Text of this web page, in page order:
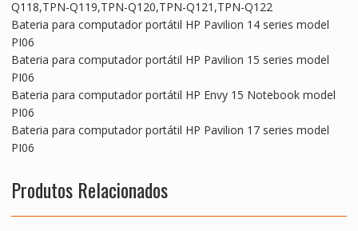
Q118,TPN-Q119,TPN-Q120,TPN-Q121,TPN-Q122
Bateria para computador portátil HP Pavilion 14 series model
PI06
Bateria para computador portátil HP Pavilion 15 series model
PI06
Bateria para computador portátil HP Envy 15 Notebook model
PI06
Bateria para computador portátil HP Pavilion 17 series model
PI06
Produtos Relacionados